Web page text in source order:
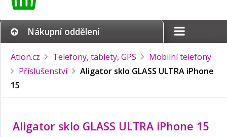
Nákupní oddělení
Atlon.cz Telefony, tablety, GPS
Mobilní telefony
Příslušenství
Aligator sklo GLASS ULTRA iPhone
15
Aligator sklo GLASS ULTRA iPhone 15